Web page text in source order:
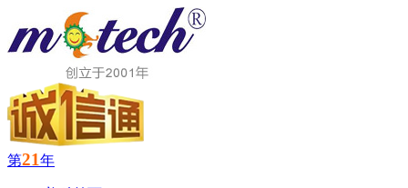
第21年